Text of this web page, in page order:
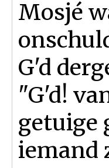
Mosjé
G'd
"G'd!
getuige
iemand